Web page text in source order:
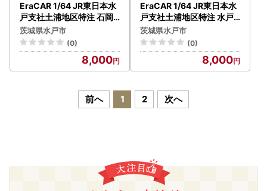
EraCAR 1/64 JR東日本水
戸支社土浦地区特注 石岡
駅 業務用自動車 スズキエ
ブリイ（現行型）（LM-1
0）
茨城県水戸市
(0)
8,000
EraCAR 1/64 JR東日本水
戸支社土浦地区特注 水戸
線下館駅 業務用自動車 ス
ズキエブリイ（旧型）（L
M-9）
茨城県水戸市
(0)
8,000
前へ 1 2 次へ